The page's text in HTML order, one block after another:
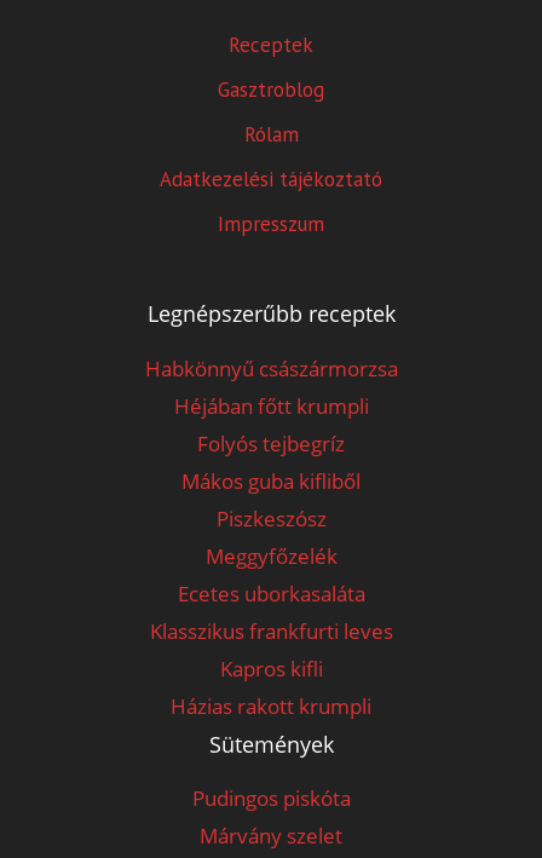
Receptek
Gasztroblog
Rólam
Adatkezelési tájékoztató
Impresszum
Legnépszerűbb receptek
Habkönnyű császármorzsa
Héjában főtt krumpli
Folyós tejbegríz
Mákos guba kifliből
Piszkeszósz
Meggyfőzelék
Ecetes uborkasaláta
Klasszikus frankfurti leves
Kapros kifli
Házias rakott krumpli
Sütemények
Pudingos piskóta
Márvány szelet